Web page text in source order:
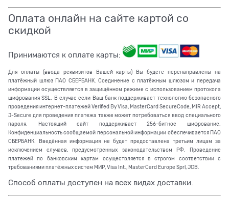
Оплата онлайн на сайте картой со
скидкой
Принимаются к оплате карты:
Для оплаты (ввода реквизитов Вашей карты) Вы будете перенаправлены на
платёжный шлюз ПАО СБЕРБАНК. Соединение с платёжным шлюзом и передача
информации осуществляется в защищённом режиме с использованием протокола
шифрования SSL. В случае если Ваш банк поддерживает технологию безопасного
проведения интернет-платежей Verified By Visa, MasterCard SecureCode, MIR Accept,
J-Secure для проведения платежа также может потребоваться ввод специального
пароля. Настоящий сайт поддерживает 256-битное шифрование.
Конфиденциальность сообщаемой персональной информации обеспечивается ПАО
СБЕРБАНК. Введённая информация не будет предоставлена третьим лицам за
исключением случаев, предусмотренных законодательством РФ. Проведение
платежей по банковским картам осуществляется в строгом соответствии с
требованиями платёжных систем МИР, Visa Int., MasterCard Europe Sprl, JCB.
Способ оплаты доступен на всех видах доставки.